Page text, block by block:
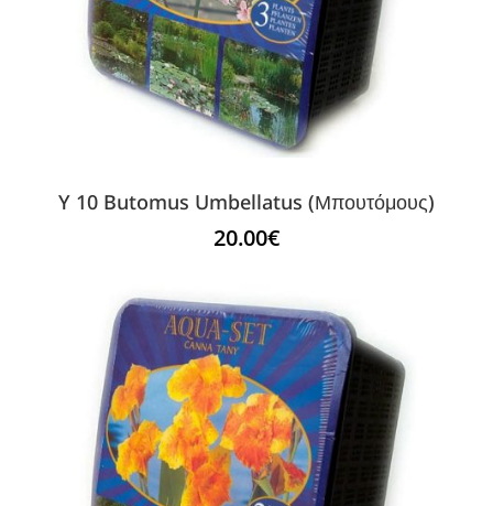
Y 10 Butomus Umbellatus (Μπουτόμους)
20.00€